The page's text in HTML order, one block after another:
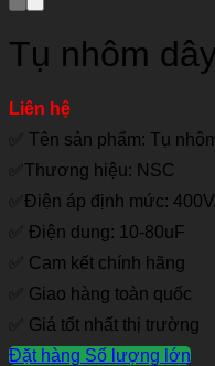
Tụ nhôm
Liên hệ
✅ Tên sản phẩm: Tụ
✅Thương hiệu: NSC
✅Điện áp định mức:
✅ Điện dung: 10-80uF
✅ Cam kết chính hãng
✅ Giao hàng toàn quốc
✅ Giá tốt nhất thị trường
Đặt hàng Số lượng lớn